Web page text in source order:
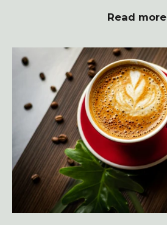
Read more